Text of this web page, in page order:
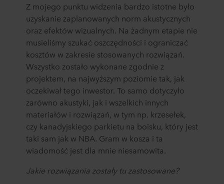
Z mojego punktu widzenia bardzo istotne było
uzyskanie zaplanowanych norm akustycznych
oraz efektów wizualnych. Na żadnym etapie nie
musieliśmy szukać oszczędności i ograniczać
kosztów w zakresie stosowanych rozwiązań.
Wszystko zostało wykonane zgodnie z
projektem, na najwyższym poziomie tak, jak
oczekiwał tego inwestor. To samo dotyczyło
zarówno akustyki, jak i wszelkich innych
materiałów i rozwiązań, w tym np. krzesełek,
czy kanadyjskiego parkietu na boisku, który jest
taki sam jak w NBA. Gram w kosza i ta
wiadomość jest dla mnie niesamowita.
Jakie rozwiązania zostały tu zastosowane?